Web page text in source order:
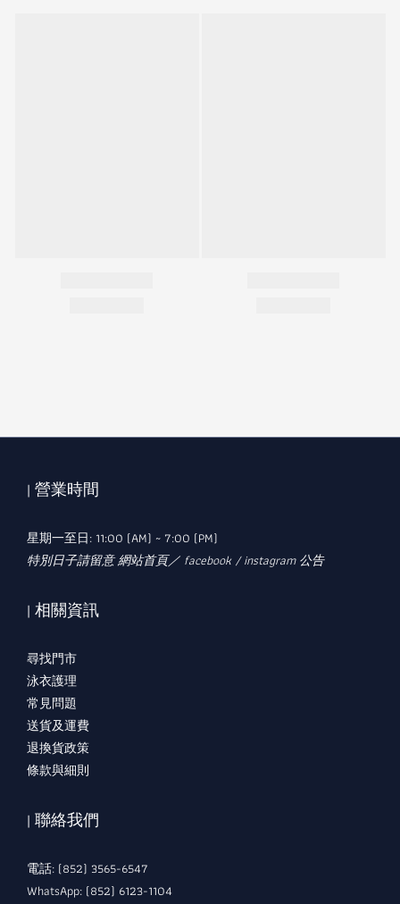
| 營業時間
星期一至日: 11:00 (AM) ~ 7:00 (PM)
特別日子請留意 網站首頁／ facebook / instagram 公告
| 相關資訊
尋找門市
泳衣護理
常見問題
送貨及運費
退換貨政策
條款與細則
| 聯絡我們
電話: (852) 3565-6547
WhatsApp: (852) 6123-1104